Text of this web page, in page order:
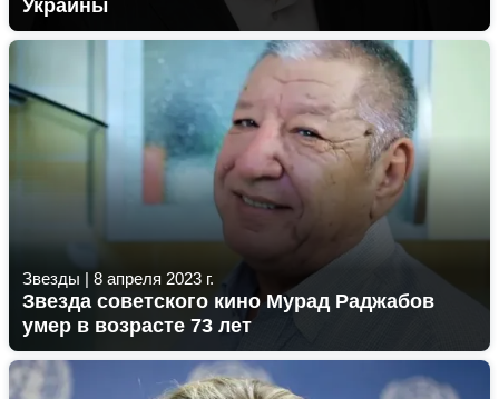
Украины
Звезды | 8 апреля 2023 г.
Звезда советского кино Мурад Раджабов
умер в возрасте 73 лет